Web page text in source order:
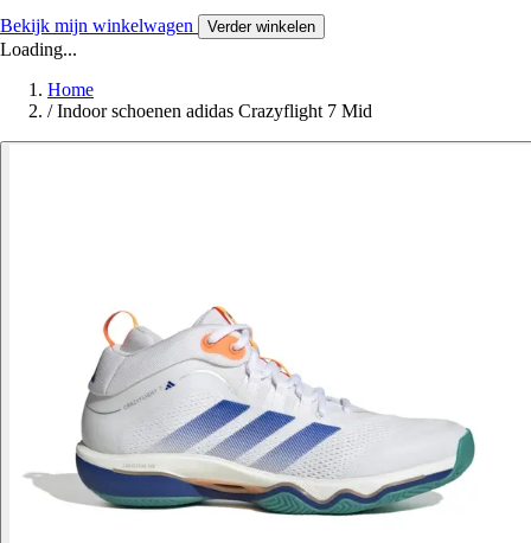
Bekijk mijn winkelwagen Verder winkelen
Loading...
Home
/ Indoor schoenen adidas Crazyflight 7 Mid